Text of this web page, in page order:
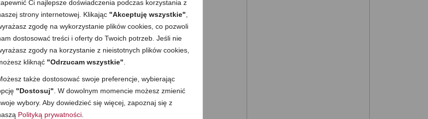
Ci najlepsze doświadczenia podczas korzystania z
strony internetowej. Klikając "Akceptuję wszystkie"
zgodę na wykorzystanie plików cookies, co pozwoli
dostosować treści i oferty do Twoich potrzeb. Jeśli nie
zgody na korzystanie z nieistotnych plików cookies,
kliknąć "Odrzucam wszystkie"
także dostosować swoje preferencje, wybierając
"Dostosuj" . W dowolnym momencie możesz zmienić
wybory. Aby dowiedzieć się więcej, zapoznaj się z
Polityką prywatności
gdy pomidory są kwaśne, dodaję/
–JAKI BLENDER